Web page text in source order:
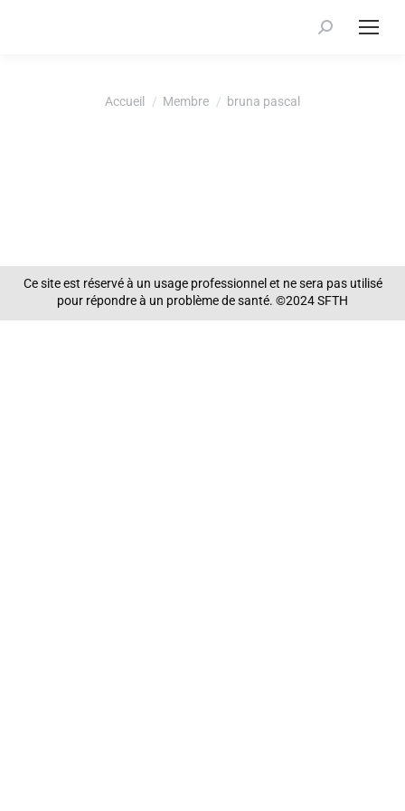
Recherche
Accueil Membre bruna pascal
Ce site est réservé à un usage professionnel et ne sera pas utilisé
pour répondre à un problème de santé. ©2024 SFTH